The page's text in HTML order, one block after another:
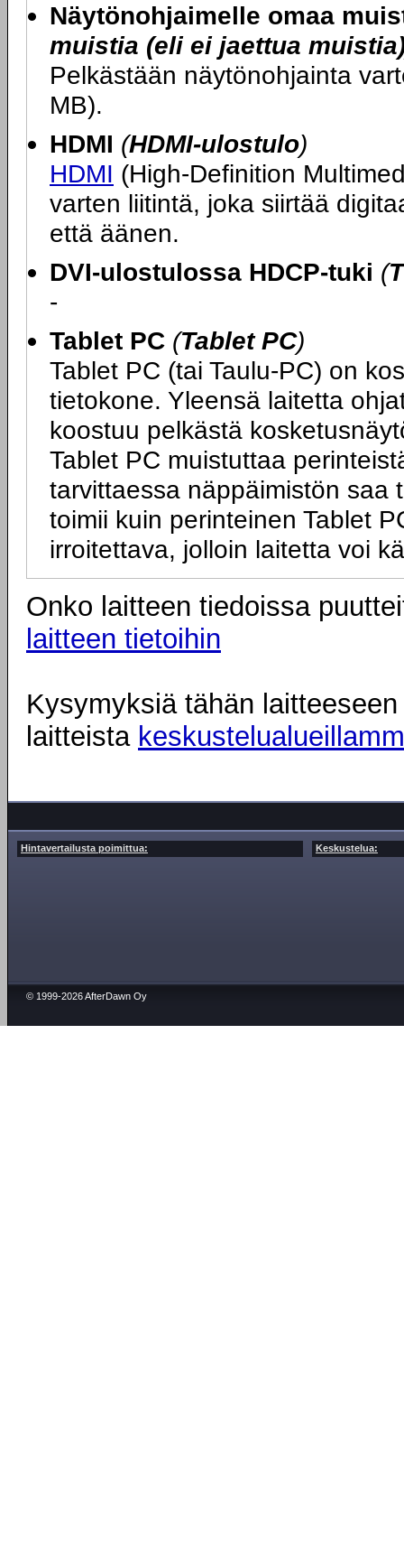
Näytönohjaimelle omaa
muistia (eli ei jaettua
Pelkästään näytönohjainta
MB).
HDMI (HDMI-ulostulo)
HDMI (High-Definition
varten liitintä, joka siirtää
että äänen.
DVI-ulostulossa HDCP-tuki (
-
Tablet PC (Tablet PC)
Tablet PC (tai Taulu-PC) on
tietokone. Yleensä laitetta
koostuu pelkästä
Tablet PC muistuttaa
tarvittaessa näppäimistön saa
toimii kuin perinteinen Tablet
irroitettava, jolloin laitetta voi
Onko laitteen tiedoissa
laitteen tietoihin
Kysymyksiä tähän
laitteista
Hintavertailusta poimittua: Keskustelua:
© 1999-2026 AfterDawn Oy